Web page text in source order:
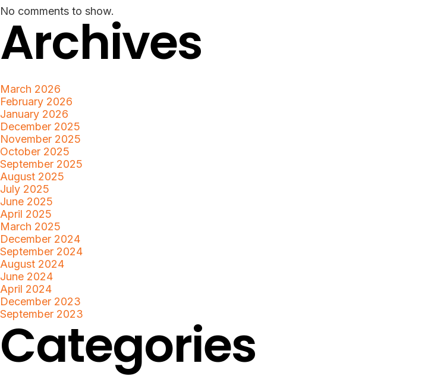
No comments to show.
Archives
March 2026
February 2026
January 2026
December 2025
November 2025
October 2025
September 2025
August 2025
July 2025
June 2025
April 2025
March 2025
December 2024
September 2024
August 2024
June 2024
April 2024
December 2023
September 2023
Categories